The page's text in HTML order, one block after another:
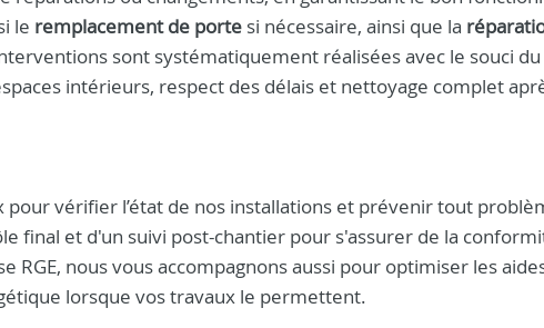
le remplacement de porte si nécessaire, ainsi que la
sont systématiquement réalisées avec le souci
intérieurs, respect des délais et nettoyage complet
vérifier l’état de nos installations et prévenir tout
final et d'un suivi post-chantier pour s'assurer de la
nous vous accompagnons aussi pour optimiser les
lorsque vos travaux le permettent.